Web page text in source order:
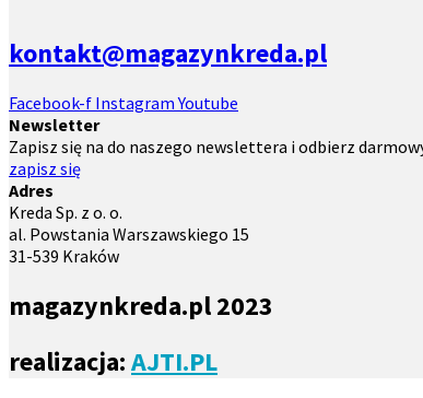
kontakt@magazynkreda.pl
Facebook-f Instagram Youtube
Newsletter
Zapisz się na do naszego newslettera i odbierz
zapisz się
Adres
Kreda Sp. z o. o.
al. Powstania Warszawskiego 15
31-539 Kraków
magazynkreda.pl 2023
realizacja:AJTI.PL